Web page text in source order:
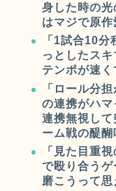
身した時の
はマジで原作
「1試合10
っとしたスキ
テンポが速く
「ロール分
の連携がハ
連携無視し
ーム戦の醍醐
「見た目重
で殴り合う
磨こうって思